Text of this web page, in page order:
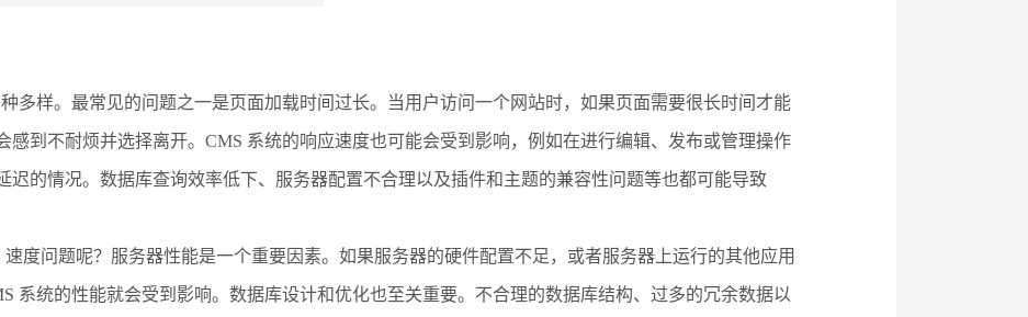
多样。最常见的问题之一是页面加载时间过长。当用户访问一个网站时，如果页面需要很长时间才能
感到不耐烦并选择离开。CMS 系统的响应速度也可能会受到影响，例如在进行编辑、发布或管理操作
迟的情况。数据库查询效率低下、服务器配置不合理以及插件和主题的兼容性问题等也都可能导致
度问题呢？服务器性能是一个重要因素。如果服务器的硬件配置不足，或者服务器上运行的其他应用
系统的性能就会受到影响。数据库设计和优化也至关重要。不合理的数据库结构、过多的冗余数据以